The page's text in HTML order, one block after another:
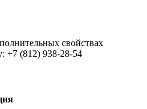
свойствах
+7 (812) 938-28-54